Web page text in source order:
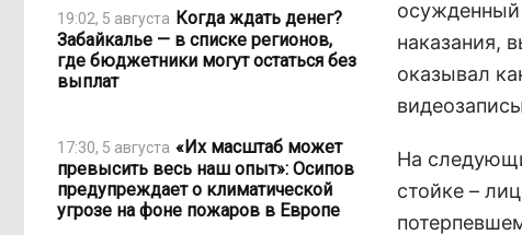
19:02, 5 августа Когда ждать денег?
Забайкалье — в списке регионов,
где бюджетники могут остаться без
выплат
17:30, 5 августа «Их масштаб может
превысить весь наш опыт»: Осипов
предупреждает о климатической
угрозе на фоне пожаров в Европе
осужденный
наказания,
оказывал
На
стойке –